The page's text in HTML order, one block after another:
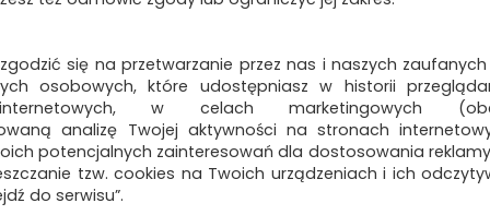
kiedykolwiek zechcesz, bez
Dostępność: 3 dni
Paski
COMMAND™
wymienne, mini, 40
się na przetwarzanie przez nas i naszych
osobowych, które udostępniasz w historii
w celach marketingowych
analizę Twojej aktywności na stronach
potencjalnych zainteresowań dla dostosowania
tzw. cookies na Twoich urządzeniach i ich
do serwisu”.